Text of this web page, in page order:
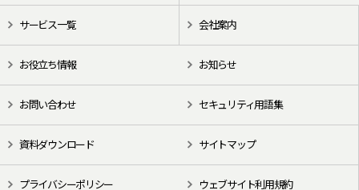
サービス一覧 会社案内
お役立ち情報 お知らせ
お問い合わせ セキュリティ用語集
資料ダウンロード サイトマップ
プライバシーポリシー ウェブサイト利用規約